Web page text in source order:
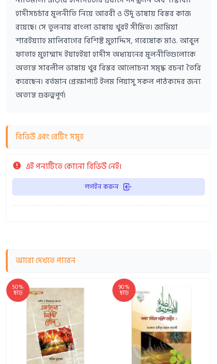
হাদীসচর্চার মূলনীতি নিয়ে আরবী ও উর্দূ ভাষায় বিস্তর কাজ
রয়েছে। সে তুলনায় বাংলা ভাষায় খুবই সীমিত। জামিয়া
শারইয়্যাহ মালিবাগের বিশিষ্ট মুহাদ্দিস, গবেষোক মাও. আবুল
ফাতাহ মুহাম্মাদ ইয়াহইয়া হাদীস অধ্যয়নের মূলনীতিগুলোকে
অত্যন্ত সাবলীল ভাষায় খুব বিস্তর আলোচনা সমৃদ্ধ রচনা তৈরি
করেছেন। বর্তমান প্রেক্ষাপটে ইলম পিয়াসু সকল পাঠকদের জন্য
অত্যন্ত গুরুত্বপূর্ণ।
রিভিউ এবং রেটিং সমূহ
এই পন্যটিতে কোনো রিভিউ নেই।
লগইন করুন
আরো দেখতে পারেন
50%
ছাড়
90%
ছাড়